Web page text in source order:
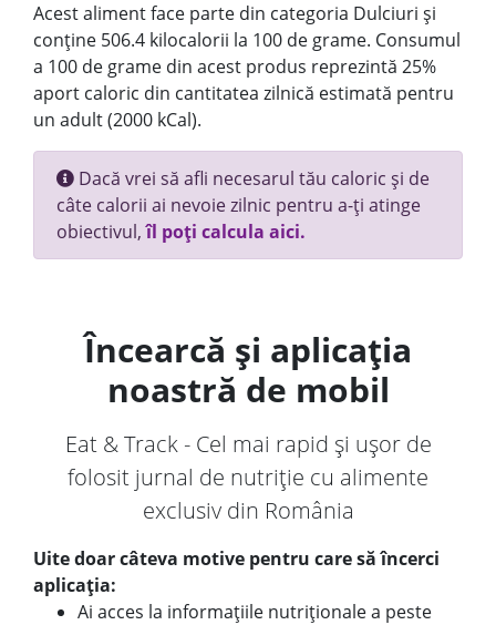
Acest aliment face parte din categoria Dulciuri și
conține 506.4 kilocalorii la 100 de grame. Consumul
a 100 de grame din acest produs reprezintă 25%
aport caloric din cantitatea zilnică estimată pentru
un adult (2000 kCal).
Dacă vrei să afli necesarul tău caloric și de
câte calorii ai nevoie zilnic pentru a-ți atinge
obiectivul,îl poți calcula aici.
Încearcă și aplicația
noastră de mobil
Eat & Track - Cel mai rapid și ușor de
folosit jurnal de nutriție cu alimente
exclusiv din România
Uite doar câteva motive pentru care să încerci
aplicația:
Ai acces la informațiile nutriționale a peste